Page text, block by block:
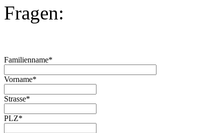
Fragen:
Familienname*
Vorname*
Strasse*
PLZ*